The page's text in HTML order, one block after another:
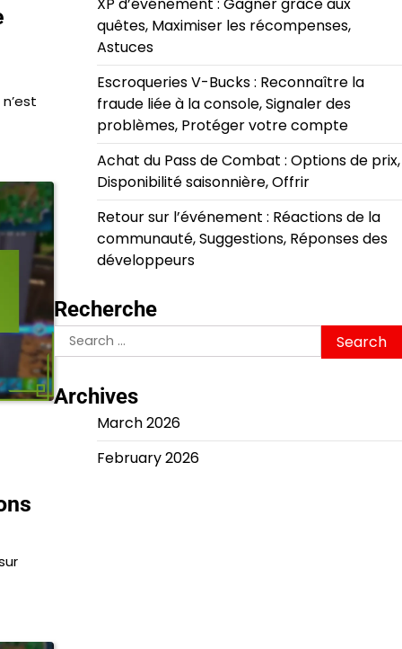
quêtes, Maximiser les récompenses,
Astuces
Escroqueries V-Bucks : Reconnaître la
fraude liée à la console, Signaler des
problèmes, Protéger votre compte
Achat du Pass de Combat : Options de prix,
Disponibilité saisonnière, Offrir
Retour sur l’événement : Réactions de la
communauté, Suggestions, Réponses des
développeurs
Recherche
Search
for:
Archives
March 2026
February 2026